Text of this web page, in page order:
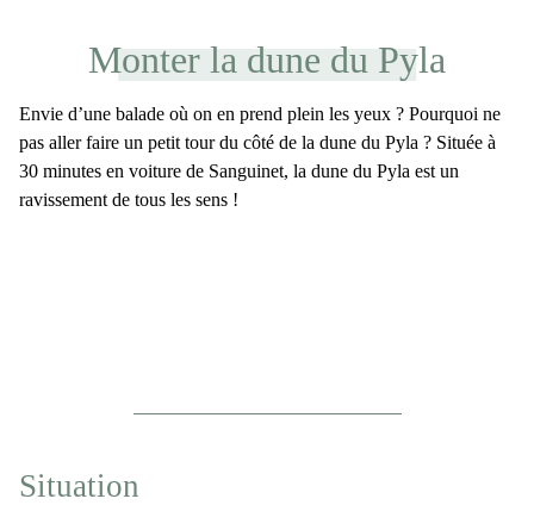
Monter la dune du Pyla
Envie d’une balade où on en prend plein les yeux ? Pourquoi ne
pas aller faire un petit tour du côté de la dune du Pyla ? Située à
30 minutes en voiture de Sanguinet, la dune du Pyla est un
ravissement de tous les sens !
Situation